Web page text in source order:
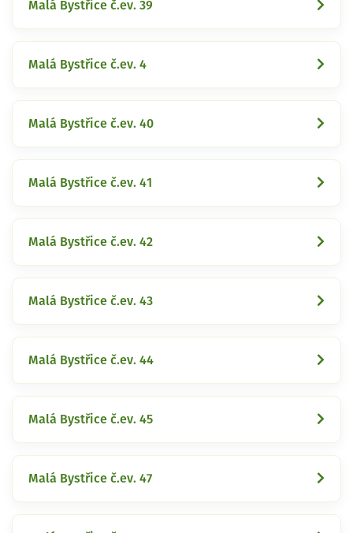
Malá Bystřice č.ev. 39
Malá Bystřice č.ev. 4
Malá Bystřice č.ev. 40
Malá Bystřice č.ev. 41
Malá Bystřice č.ev. 42
Malá Bystřice č.ev. 43
Malá Bystřice č.ev. 44
Malá Bystřice č.ev. 45
Malá Bystřice č.ev. 47